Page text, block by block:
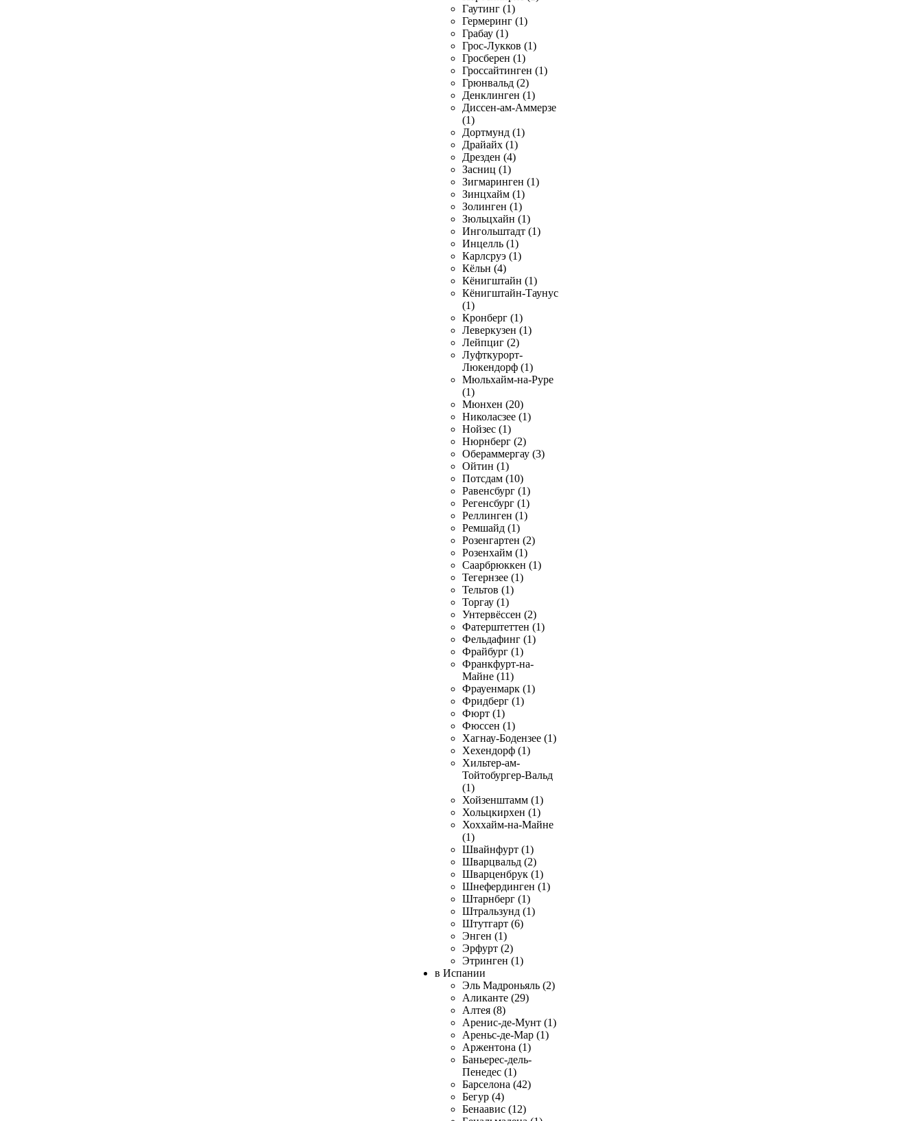
Гаутинг (1)
Гермеринг (1)
Грабау (1)
Грос-Лукков (1)
Гросберен (1)
Гроссайтинген (1)
Грюнвальд (2)
Денклинген (1)
Диссен-ам-Аммерзе
(1)
Дортмунд (1)
Драйайх (1)
Дрезден (4)
Засниц (1)
Зигмаринген (1)
Зинцхайм (1)
Золинген (1)
Зюльцхайн (1)
Ингольштадт (1)
Инцелль (1)
Карлсруэ (1)
Кёльн (4)
Кёнигштайн (1)
Кёнигштайн-Таунус
(1)
Кронберг (1)
Леверкузен (1)
Лейпциг (2)
Луфткурорт-
Люкендорф (1)
Мюльхайм-на-Руре
(1)
Мюнхен (20)
Николасзее (1)
Нойзес (1)
Нюрнберг (2)
Обераммергау (3)
Ойтин (1)
Потсдам (10)
Равенсбург (1)
Регенсбург (1)
Реллинген (1)
Ремшайд (1)
Розенгартен (2)
Розенхайм (1)
Саарбрюккен (1)
Тегернзее (1)
Тельтов (1)
Торгау (1)
Унтервёссен (2)
Фатерштеттен (1)
Фельдафинг (1)
Фрайбург (1)
Франкфурт-на-
Майне (11)
Фрауенмарк (1)
Фридберг (1)
Фюрт (1)
Фюссен (1)
Хагнау-Бодензее (1)
Хехендорф (1)
Хильтер-ам-
Тойтобургер-Вальд
(1)
Хойзенштамм (1)
Хольцкирхен (1)
Хоххайм-на-Майне
(1)
Швайнфурт (1)
Шварцвальд (2)
Шварценбрук (1)
Шнефердинген (1)
Штарнберг (1)
Штральзунд (1)
Штутгарт (6)
Энген (1)
Эрфурт (2)
Этринген (1)
в Испании
Эль Мадроньяль (2)
Аликанте (29)
Алтея (8)
Аренис-де-Мунт (1)
Ареньс-де-Мар (1)
Аржентона (1)
Баньерес-дель-
Пенедес (1)
Барселона (42)
Бегур (4)
Бенаавис (12)